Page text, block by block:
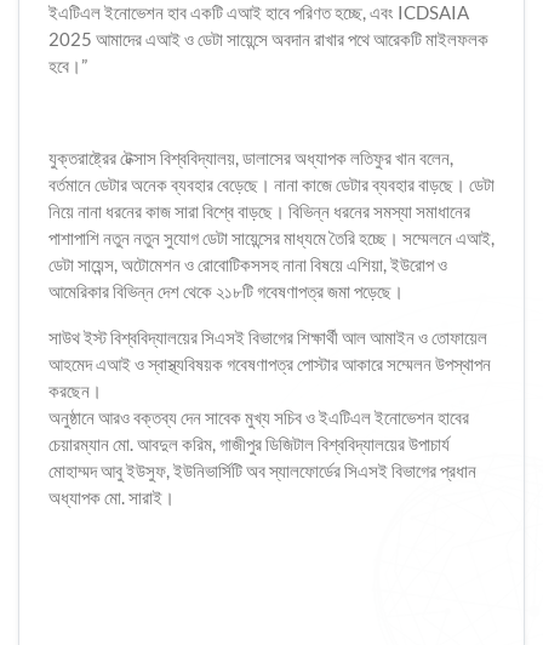
ইএটিএল ইনোভেশন হাব একটি এআই হাবে পরিণত হচ্ছে, এবং ICDSAIA
2025 আমাদের এআই ও ডেটা সায়েন্সে অবদান রাখার পথে আরেকটি মাইলফলক
হবে।”
যুক্তরাষ্ট্রের টেক্সাস বিশ্ববিদ্যালয়, ডালাসের অধ্যাপক লতিফুর খান বলেন,
বর্তমানে ডেটার অনেক ব্যবহার বেড়েছে। নানা কাজে ডেটার ব্যবহার বাড়ছে। ডেটা
নিয়ে নানা ধরনের কাজ সারা বিশ্বে বাড়ছে। বিভিন্ন ধরনের সমস্যা সমাধানের
পাশাপাশি নতুন নতুন সুযোগ ডেটা সায়েন্সের মাধ্যমে তৈরি হচ্ছে। সম্মেলনে এআই,
ডেটা সায়েন্স, অটোমেশন ও রোবোটিকসসহ নানা বিষয়ে এশিয়া, ইউরোপ ও
আমেরিকার বিভিন্ন দেশ থেকে ২১৮টি গবেষণাপত্র জমা পড়েছে।
সাউথ ইস্ট বিশ্ববিদ্যালয়ের সিএসই বিভাগের শিক্ষার্থী আল আমাইন ও তোফায়েল
আহমেদ এআই ও স্বাস্থ্যবিষয়ক গবেষণাপত্র পোস্টার আকারে সম্মেলন উপস্থাপন
করছেন।
অনুষ্ঠানে আরও বক্তব্য দেন সাবেক মুখ্য সচিব ও ইএটিএল ইনোভেশন হাবের
চেয়ারম্যান মো. আবদুল করিম, গাজীপুর ডিজিটাল বিশ্ববিদ্যালয়ের উপাচার্য
মোহাম্মদ আবু ইউসুফ, ইউনিভার্সিটি অব স্যালফোর্ডের সিএসই বিভাগের প্রধান
অধ্যাপক মো. সারাই।